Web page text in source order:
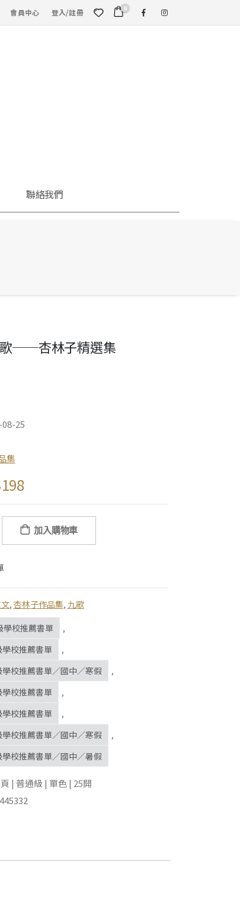
會員中心 登入/註冊 0
聯絡我們
──杏林子精選集
25
集
198
加入購物車
, 杏林子作品集, 九歌
學校推薦書單
,
校推薦書單
,
校推薦書單／國中／寒假
,
校推薦書單
,
校推薦書單
,
校推薦書單／國中／寒假
,
校推薦書單／國中／暑假
| 普通級 | 單色 | 25開